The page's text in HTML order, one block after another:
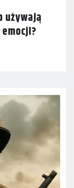
używają